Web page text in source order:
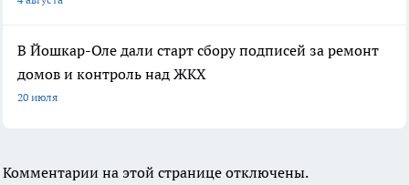
В Йошкар-Оле дали старт сбору подписей за ремонт
домов и контроль над ЖКХ
20 июля
Комментарии на этой странице отключены.